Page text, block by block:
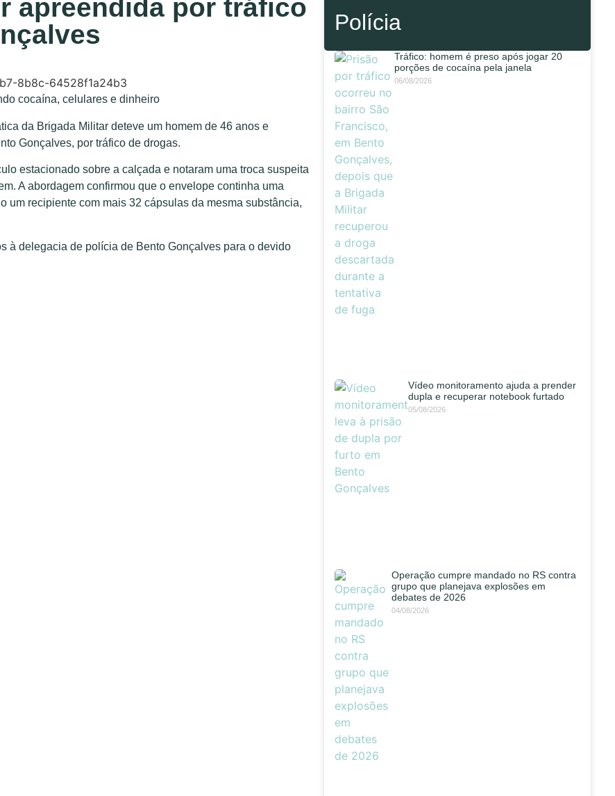
apreendida por tráfico
cocaína, celulares e dinheiro
da Brigada Militar deteve um homem de 46 anos e
Gonçalves, por tráfico de drogas.
estacionado sobre a calçada e notaram uma troca suspeita
A abordagem confirmou que o envelope continha uma
um recipiente com mais 32 cápsulas da mesma substância,
à delegacia de polícia de Bento Gonçalves para o devido
Polícia
Tráfico: homem é preso após jogar 20
porções de cocaína pela janela
06/08/2026
Vídeo monitoramento ajuda a prender
dupla e recuperar notebook furtado
05/08/2026
Operação cumpre mandado no RS contra
grupo que planejava explosões em
debates de 2026
04/08/2026